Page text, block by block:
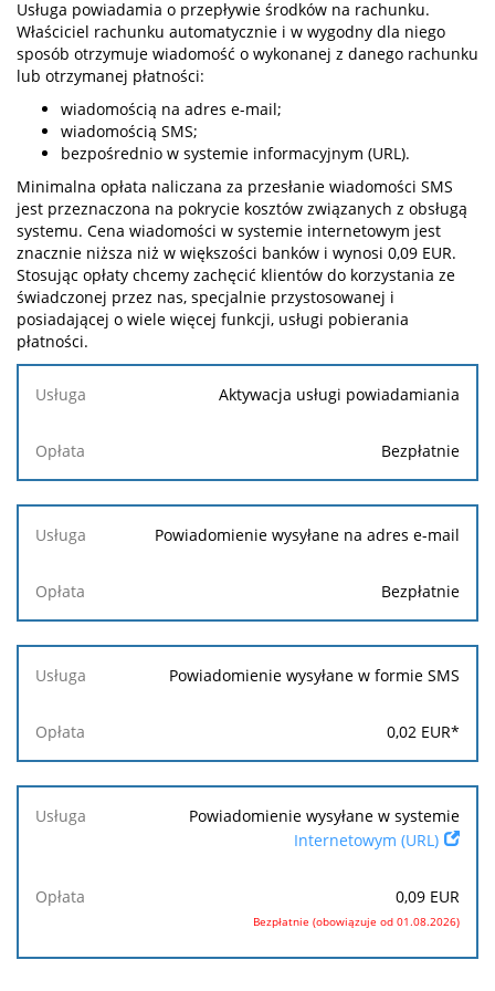
Usługa powiadamia o przepływie środków na rachunku.
Właściciel rachunku automatycznie i w wygodny dla niego
sposób otrzymuje wiadomość o wykonanej z danego rachunku
lub otrzymanej płatności:
wiadomością na adres e-mail;
wiadomością SMS;
bezpośrednio w systemie informacyjnym (URL).
Minimalna opłata naliczana za przesłanie wiadomości SMS
jest przeznaczona na pokrycie kosztów związanych z obsługą
systemu. Cena wiadomości w systemie internetowym jest
znacznie niższa niż w większości banków i wynosi 0,09 EUR.
Stosując opłaty chcemy zachęcić klientów do korzystania ze
świadczonej przez nas, specjalnie przystosowanej i
posiadającej o wiele więcej funkcji, usługi pobierania
płatności.
Usługa
Opłata
Aktywacja usługi powiadamiania
Bezpłatnie
Powiadomienie wysyłane na adres e-mail
Bezpłatnie
Powiadomienie wysyłane w formie SMS
0,02 EUR*
Powiadomienie wysyłane w systemie
Internetowym (URL)
0,09 EUR
Bezpłatnie (obowiązuje od 01.08.2026)